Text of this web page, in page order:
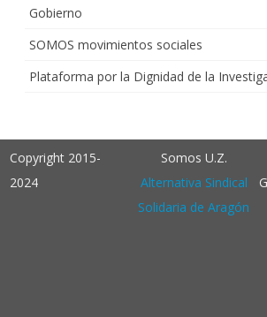
Gobierno
SOMOS movimientos sociales
Plataforma por la Dignidad de la
Copyright 2015-
2024
Somos U.Z.
Alternativa Sindical
Solidaria de Aragón